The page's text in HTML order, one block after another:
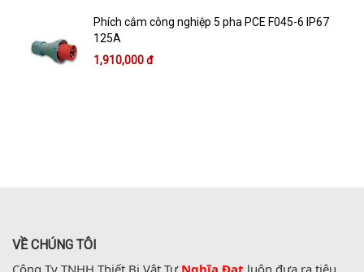
Phích cắm công nghiệp 5 pha PCE F045-6 IP67
125A
1,910,000 đ
VỀ CHÚNG TÔI
Công Ty TNHH Thiết Bị Vật Tư Nghĩa Đạt luôn đưa ra tiêu